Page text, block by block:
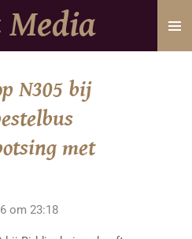
N305 bij
met
om 23:18